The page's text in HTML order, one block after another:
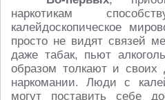
наркотикам
калейдоскопическое
просто не видят связей
даже табак, пьют
образом толкают и своих
наркомании. Люди с
могут поставить себе